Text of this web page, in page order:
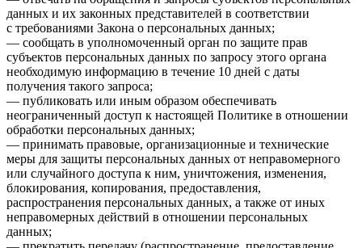
данных и их законных представителей в соответствии
с требованиями Закона о персональных данных;
— сообщать в уполномоченный орган по защите прав
субъектов персональных данных по запросу этого органа
необходимую информацию в течение 10 дней с даты
получения такого запроса;
— публиковать или иным образом обеспечивать
неограниченный доступ к настоящей Политике в отношении
обработки персональных данных;
— принимать правовые, организационные и технические
меры для защиты персональных данных от неправомерного
или случайного доступа к ним, уничтожения, изменения,
блокирования, копирования, предоставления,
распространения персональных данных, а также от иных
неправомерных действий в отношении персональных
данных;